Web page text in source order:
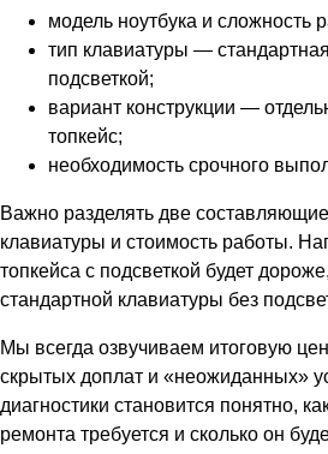
модель ноутбука и сложность
тип клавиатуры —
подсветкой;
вариант конструкции —
топкейс;
необходимость срочного
Важно разделять две
клавиатуры и стоимость работы.
топкейса с подсветкой будет
стандартной клавиатуры без
Мы всегда озвучиваем итоговую
скрытых доплат и «неожиданных»
диагностики становится понятно,
ремонта требуется и сколько он